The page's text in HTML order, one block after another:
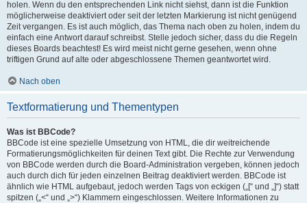
holen. Wenn du den entsprechenden Link nicht siehst, dann ist die Funktion
möglicherweise deaktiviert oder seit der letzten Markierung ist nicht genügend
Zeit vergangen. Es ist auch möglich, das Thema nach oben zu holen, indem du
einfach eine Antwort darauf schreibst. Stelle jedoch sicher, dass du die Regeln
dieses Boards beachtest! Es wird meist nicht gerne gesehen, wenn ohne
triftigen Grund auf alte oder abgeschlossene Themen geantwortet wird.
Nach oben
Textformatierung und Thementypen
Was ist BBCode?
BBCode ist eine spezielle Umsetzung von HTML, die dir weitreichende
Formatierungsmöglichkeiten für deinen Text gibt. Die Rechte zur Verwendung
von BBCode werden durch die Board-Administration vergeben, können jedoch
auch durch dich für jeden einzelnen Beitrag deaktiviert werden. BBCode ist
ähnlich wie HTML aufgebaut, jedoch werden Tags von eckigen („[“ und „]“) statt
spitzen („<“ und „>“) Klammern eingeschlossen. Weitere Informationen zu